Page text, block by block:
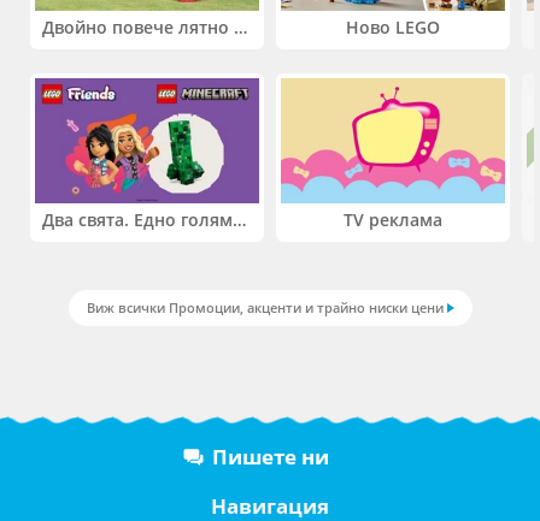
Двойно повече лятно забавление! Купи 2 продукта INTEX и вземи -33%
Два свята. Едно голямо приключение. Купи 2 продукта LEGO® Friends и/или LEGO® Minecraft и вземи -27%
Ново LEGO
TV реклама
Виж всички Промоции, акценти и трайно ниски цени
Пишете ни
Навигация